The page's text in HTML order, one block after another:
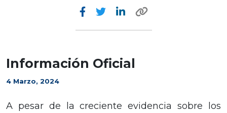
Información Oficial
4 Marzo, 2024
A pesar de la creciente evidencia sobre los